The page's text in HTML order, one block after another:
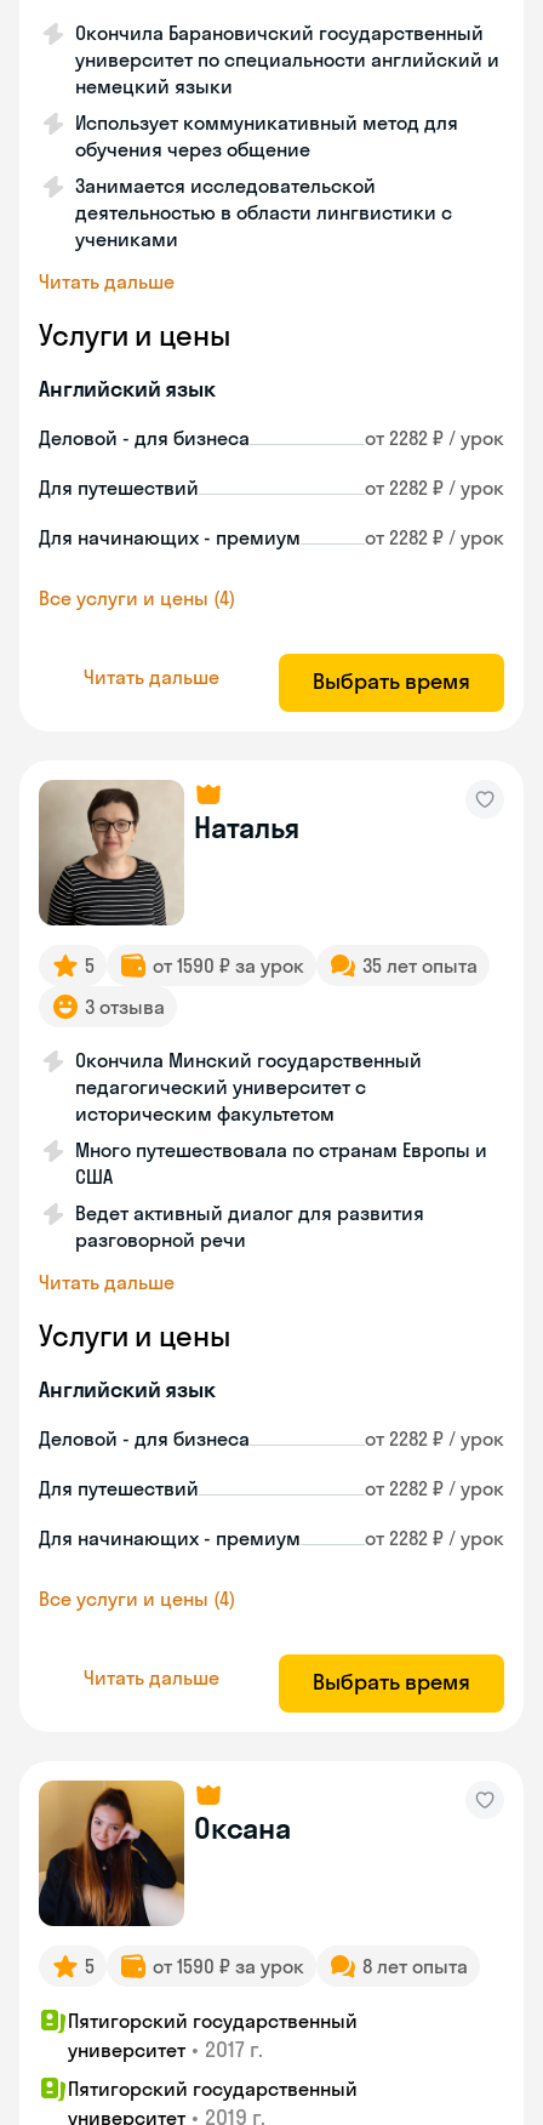
Окончила Барановичский государственный
университет по специальности английский и
немецкий языки
Использует коммуникативный метод для
обучения через общение
Занимается исследовательской
деятельностью в области лингвистики с
учениками
Читать дальше
Услуги и цены
Английский язык
Деловой - для бизнеса от 2282 ₽ / урок
Для путешествий от 2282 ₽ / урок
Для начинающих - премиум от 2282 ₽ / урок
Все услуги и цены (4)
Читать дальше Выбрать время
Наталья
5 от 1590 ₽ за урок
35 лет опыта
3 отзыва
Окончила Минский государственный
педагогический университет с
историческим факультетом
Много путешествовала по странам Европы и
США
Ведет активный диалог для развития
разговорной речи
Читать дальше
Услуги и цены
Английский язык
Деловой - для бизнеса от 2282 ₽ / урок
Для путешествий от 2282 ₽ / урок
Для начинающих - премиум от 2282 ₽ / урок
Все услуги и цены (4)
Читать дальше Выбрать время
Оксана
5 от 1590 ₽ за урок 8 лет опыта
Пятигорский государственный
университет • 2017 г.
Пятигорский государственный
университет • 2019 г.